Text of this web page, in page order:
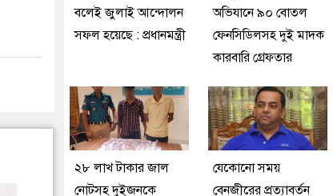
বলেই জুলাই আন্দোলন
সফল হয়েছে : প্রধানমন্ত্রী
অভিযানে ৯০ বোতল
ফেনসিডিলসহ দুই মাদক
কারবারি গ্রেফতার
২৮ লাখ টাকার জাল
নোটসহ দুইজনকে
যেকোনো সময়
বেনজীরের প্রত্যাবর্তন